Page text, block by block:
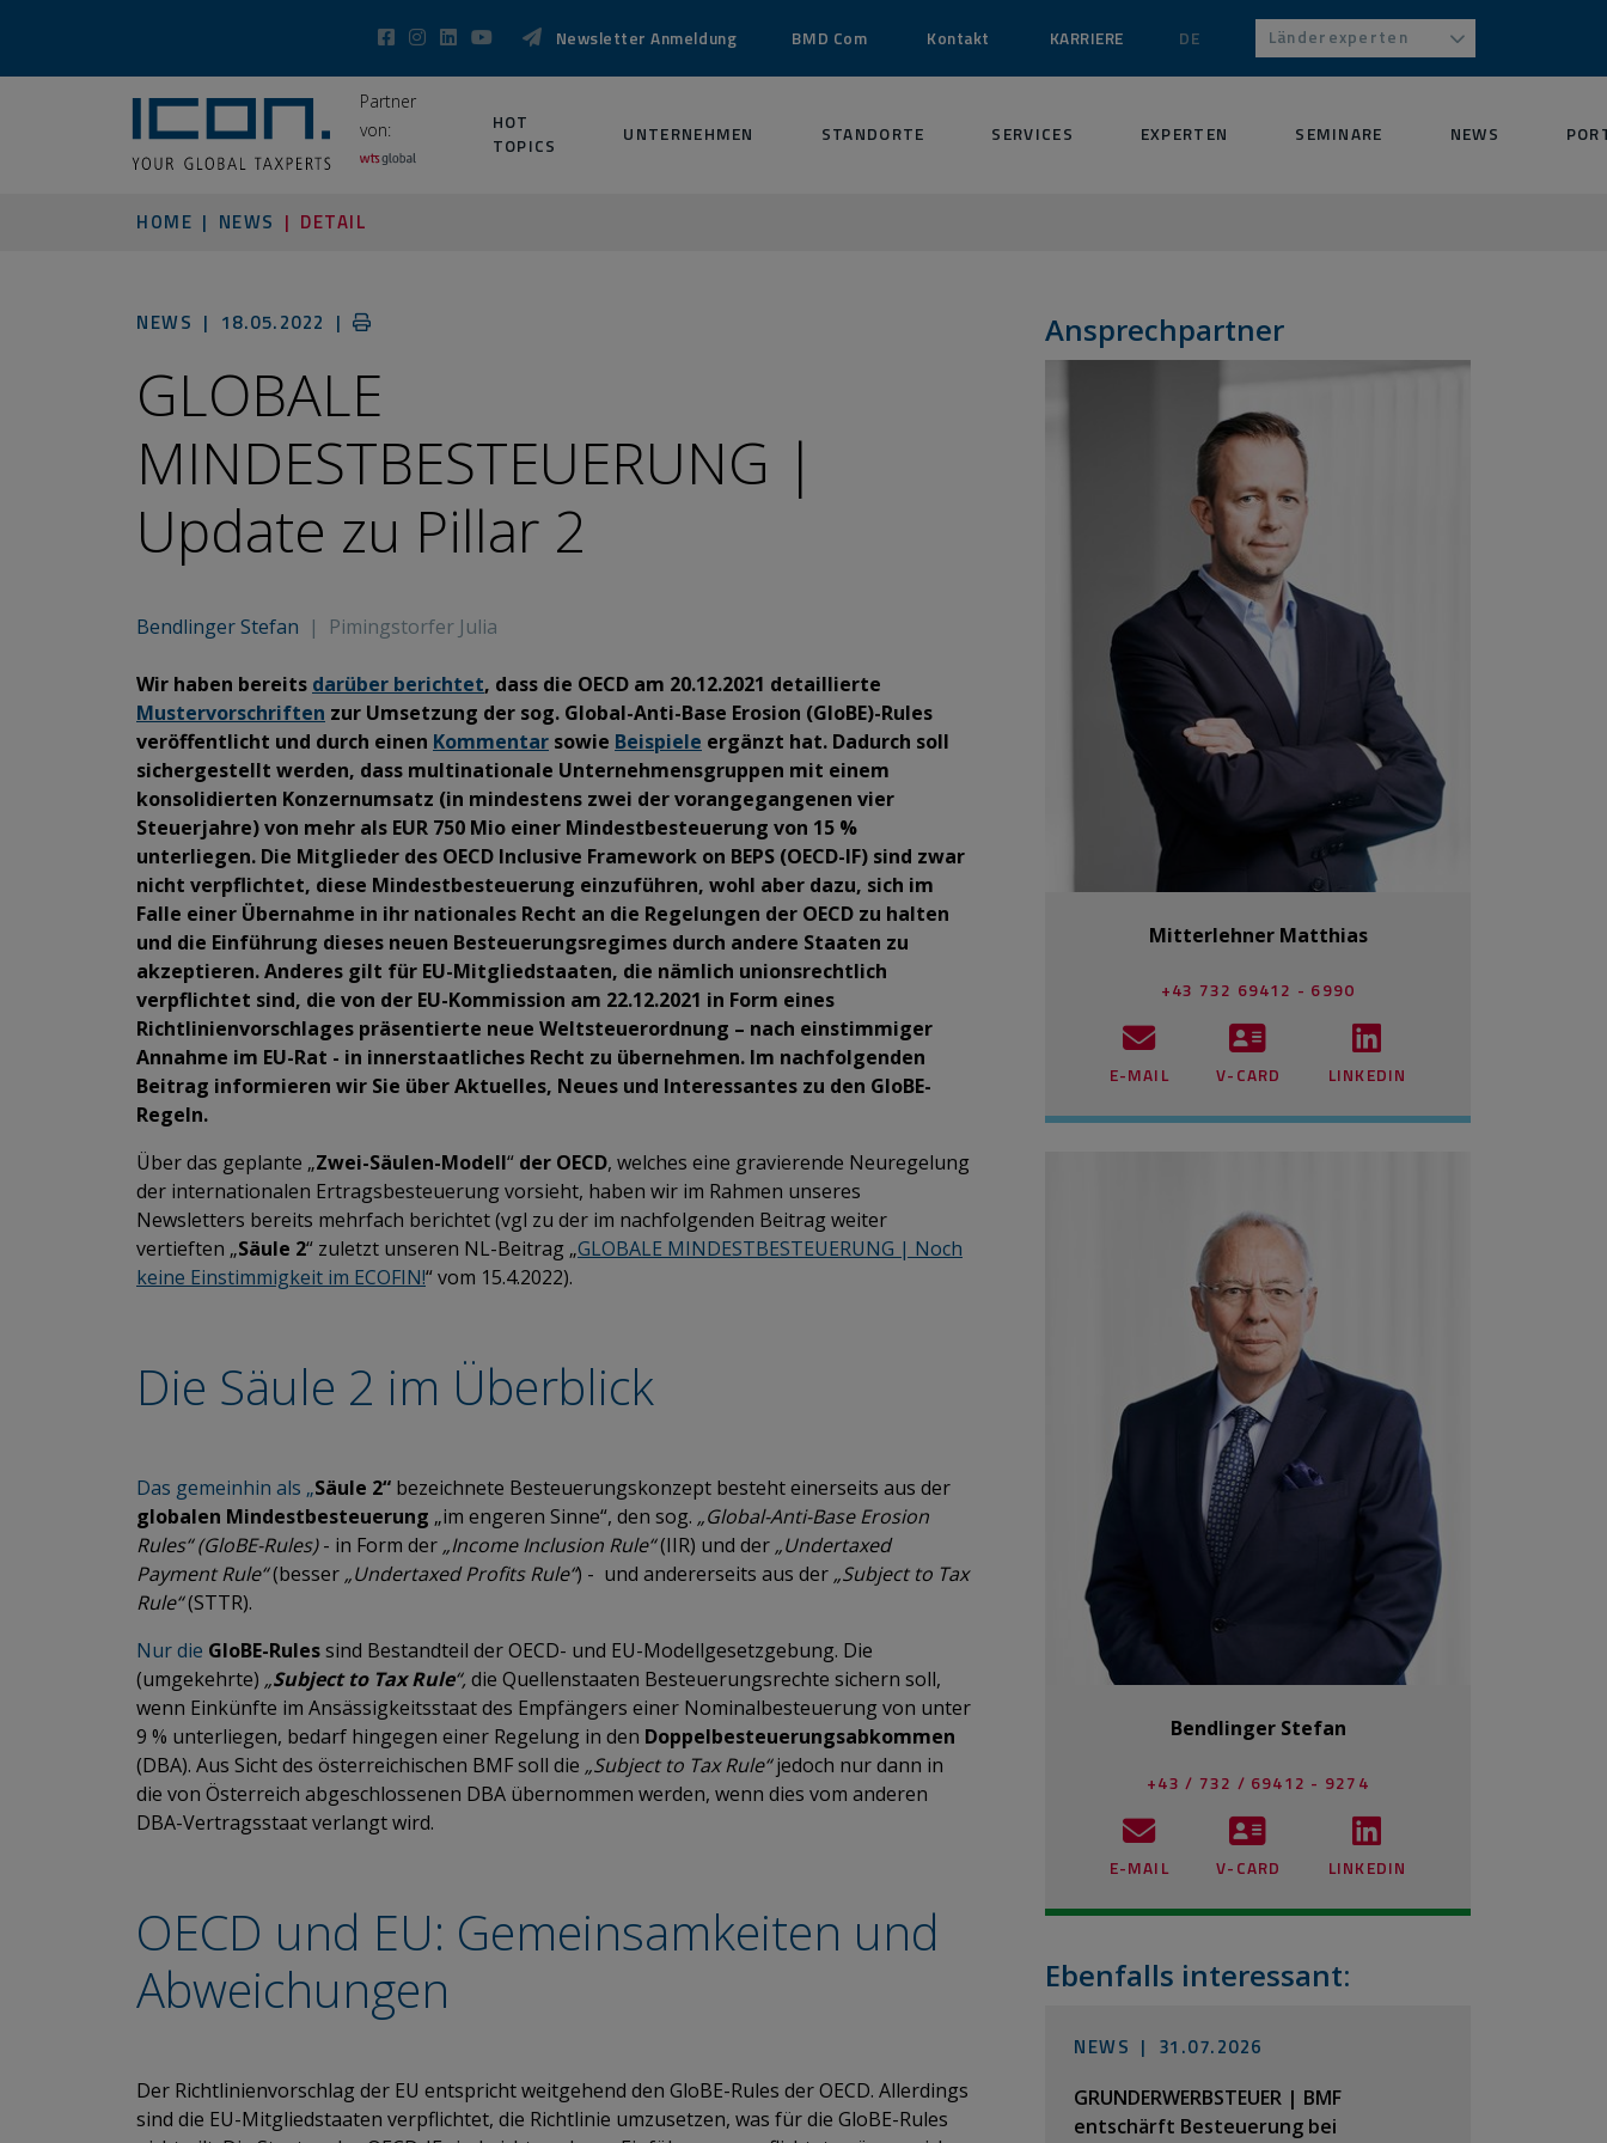
Newsletter Anmeldung BMD Com Kontakt KARRIERE DE Länderexperten
Partner
von:
HOT
TOPICS
UNTERNEHMEN STANDORTE SERVICES EXPERTEN SEMINARE NEWS
HOME NEWS DETAIL
NEWS | 18.05.2022 |
GLOBALE
MINDESTBESTEUERUNG |
Update zu Pillar 2
Bendlinger Stefan | Pimingstorfer Julia
Wir haben bereits darüber berichtet, dass die OECD am 20.12.2021 detaillierte
Mustervorschriften zur Umsetzung der sog. Global-Anti-Base Erosion (GloBE)-Rules
veröffentlicht und durch einen Kommentar sowie Beispiele ergänzt hat. Dadurch soll
sichergestellt werden, dass multinationale Unternehmensgruppen mit einem
konsolidierten Konzernumsatz (in mindestens zwei der vorangegangenen vier
Steuerjahre) von mehr als EUR 750 Mio einer Mindestbesteuerung von 15 %
unterliegen. Die Mitglieder des OECD Inclusive Framework on BEPS (OECD-IF) sind zwar
nicht verpflichtet, diese Mindestbesteuerung einzuführen, wohl aber dazu, sich im
Falle einer Übernahme in ihr nationales Recht an die Regelungen der OECD zu halten
und die Einführung dieses neuen Besteuerungsregimes durch andere Staaten zu
akzeptieren. Anderes gilt für EU-Mitgliedstaaten, die nämlich unionsrechtlich
verpflichtet sind, die von der EU-Kommission am 22.12.2021 in Form eines
Richtlinienvorschlages präsentierte neue Weltsteuerordnung – nach einstimmiger
Annahme im EU-Rat - in innerstaatliches Recht zu übernehmen. Im nachfolgenden
Beitrag informieren wir Sie über Aktuelles, Neues und Interessantes zu den GloBE-
Regeln.
Über das geplante „Zwei-Säulen-Modell“ der OECD, welches eine gravierende Neuregelung
der internationalen Ertragsbesteuerung vorsieht, haben wir im Rahmen unseres
Newsletters bereits mehrfach berichtet (vgl zu der im nachfolgenden Beitrag weiter
vertieften „Säule 2“ zuletzt unseren NL-Beitrag „GLOBALE MINDESTBESTEUERUNG | Noch
keine Einstimmigkeit im ECOFIN!“ vom 15.4.2022).
Die Säule 2 im Überblick
Das gemeinhin als „Säule 2“ bezeichnete Besteuerungskonzept besteht einerseits aus der
globalen Mindestbesteuerung „im engeren Sinne“, den sog. „Global-Anti-Base Erosion
Rules“ (GloBE-Rules)- in Form der „Income Inclusion Rule“(IIR) und der „Undertaxed
Payment Rule“(besser „Undertaxed Profits Rule“) - und andererseits aus der „Subject to Tax
Rule“(STTR).
Nur die GloBE-Rulessind Bestandteil der OECD- und EU-Modellgesetzgebung. Die
(umgekehrte) „Subject to Tax Rule“,die Quellenstaaten Besteuerungsrechte sichern soll,
wenn Einkünfte im Ansässigkeitsstaat des Empfängers einer Nominalbesteuerung von unter
9 % unterliegen, bedarf hingegen einer Regelung in den Doppelbesteuerungsabkommen
(DBA). Aus Sicht des österreichischen BMF soll die „Subject to Tax Rule“jedoch nur dann in
die von Österreich abgeschlossenen DBA übernommen werden, wenn dies vom anderen
DBA-Vertragsstaat verlangt wird.
OECD und EU: Gemeinsamkeiten und
Abweichungen
Der Richtlinienvorschlag der EU entspricht weitgehend den GloBE-Rules der OECD. Allerdings
sind die EU-Mitgliedstaaten verpflichtet, die Richtlinie umzusetzen, was für die GloBE-Rules
Ansprechpartner
Mitterlehner Matthias
+43 732 69412 - 6990
E-MAIL V-CARD LINKEDIN
Bendlinger Stefan
+43 / 732 / 69412 - 9274
E-MAIL V-CARD LINKEDIN
Ebenfalls interessant:
NEWS | 31.07.2026
GRUNDERWERBSTEUER | BMF
entschärft Besteuerung bei